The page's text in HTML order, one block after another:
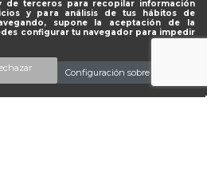
de terceros para recopilar información
y para análisis de tus hábitos de
supone la aceptación de la
configurar tu navegador para impedir
Configuración sobre cookies
Añadir al carrito